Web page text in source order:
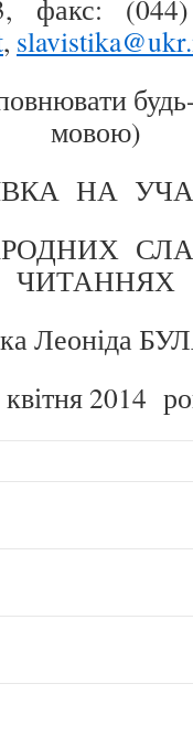
факс:
,
мовою)
НА
ЧИТАННЯХ
Леоніда
квітня 2014